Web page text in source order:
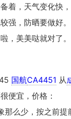
着，天气变化快
强，防晒要做好
，美美哒就对了
国航CA4451 从
便宜，价格：
那么少，按之前提